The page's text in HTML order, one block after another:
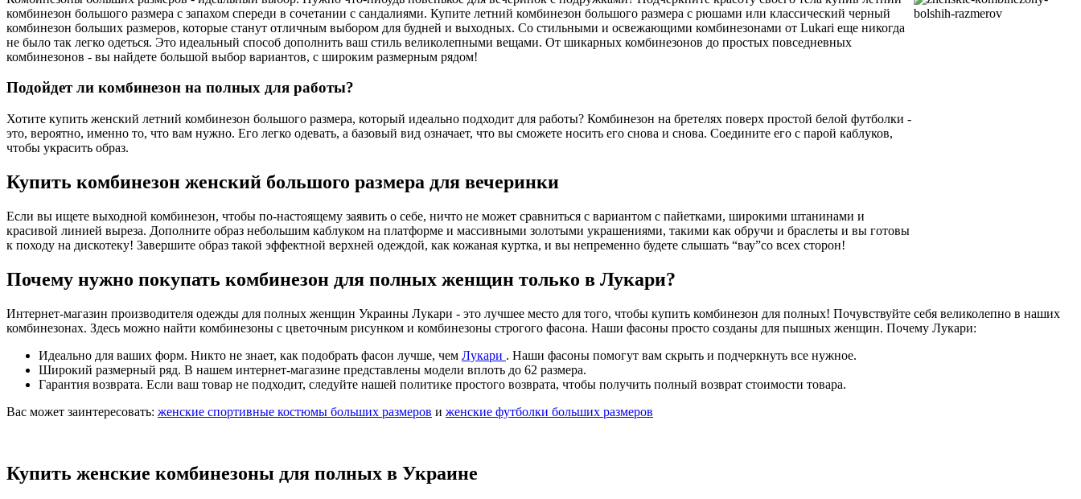
комбинезон большого размера с запахом спереди в сочетании с сандалиями. Купите летний комбинезон большого размера с рюшами или классический черный
комбинезон больших размеров, которые станут отличным выбором для будней и выходных. Со стильными и освежающими комбинезонами от Lukari еще никогда
не было так легко одеться. Это идеальный способ дополнить ваш стиль великолепными вещами. От шикарных комбинезонов до простых повседневных
комбинезонов - вы найдете большой выбор вариантов, с широким размерным рядом!
Подойдет ли комбинезон на полных для работы?
Хотите купить женский летний комбинезон большого размера, который идеально подходит для работы? Комбинезон на бретелях поверх простой белой футболки -
это, вероятно, именно то, что вам нужно. Его легко одевать, а базовый вид означает, что вы сможете носить его снова и снова. Соедините его с парой каблуков,
чтобы украсить образ.
Купить комбинезон женский большого размера для вечеринки
Если вы ищете выходной комбинезон, чтобы по-настоящему заявить о себе, ничто не может сравниться с вариантом с пайетками, широкими штанинами и
красивой линией выреза. Дополните образ небольшим каблуком на платформе и массивными золотыми украшениями, такими как обручи и браслеты и вы готовы
к походу на дискотеку! Завершите образ такой эффектной верхней одеждой, как кожаная куртка, и вы непременно будете слышать “вау”со всех сторон!
Почему нужно покупать комбинезон для полных женщин только в Лукари?
Интернет-магазин производителя одежды для полных женщин Украины Лукари - это лучшее место для того, чтобы купить комбинезон для полных! Почувствуйте себя великолепно в наших
комбинезонах. Здесь можно найти комбинезоны с цветочным рисунком и комбинезоны строгого фасона. Наши фасоны просто созданы для пышных женщин. Почему Лукари:
Идеально для ваших форм. Никто не знает, как подобрать фасон лучше, чем Лукари . Наши фасоны помогут вам скрыть и подчеркнуть все нужное.
Широкий размерный ряд. В нашем интернет-магазине представлены модели вплоть до 62 размера.
Гарантия возврата. Если ваш товар не подходит, следуйте нашей политике простого возврата, чтобы получить полный возврат стоимости товара.
Вас может заинтересовать: женские спортивные костюмы больших размеров и женские футболки больших размеров
Купить женские комбинезоны для полных в Украине